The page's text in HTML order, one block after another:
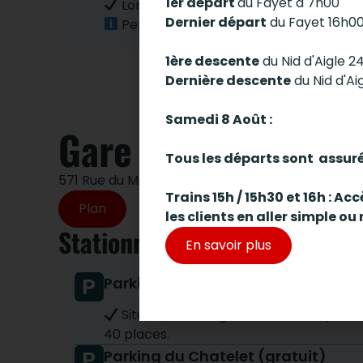
Longue durée – 200 places, à 10 min à
Pensez au train pour vos
Gare de Saint-
571 Rue du Mont-Lachat, 74170 Saint-Gervais-
Plan
Stationnement / accès au
Parking de la gare (gratuit)
Situé devant la gare du Tramway du
40 places.
Parking du Chatelet (gratuit)
Dernier départ du Fayet
1ère descentedu Nid d'Aigle
Dernière descentedu Nid
Samedi 8 Août :
Tous les départs sont
Trains 15h / 15h30 et 16h :
les clients en aller simple
En savoir plus